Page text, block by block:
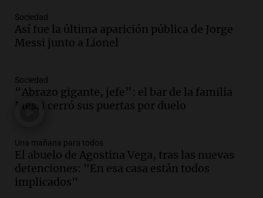
Audio.Mateo, a los 25 años, lucha
contra el tiempo: necesita un trasplante
Episodios
Audio.Estiman que la inflación nacional
de julio será menor al 2,9% registrado
Una mañana para todos
Episodios
Audio.El Senado provincial establece
protocolo contra ciberbullying y
Sociedad
Así fue la última aparición pública de Jorge
Messi junto a Lionel
Sociedad
“Abrazo gigante, jefe”: el bar de la familia
Messi cerró sus puertas por duelo
Una mañana para todos
El abuelo de Agostina Vega, tras las nuevas
detenciones: "En esa casa están todos
implicados"